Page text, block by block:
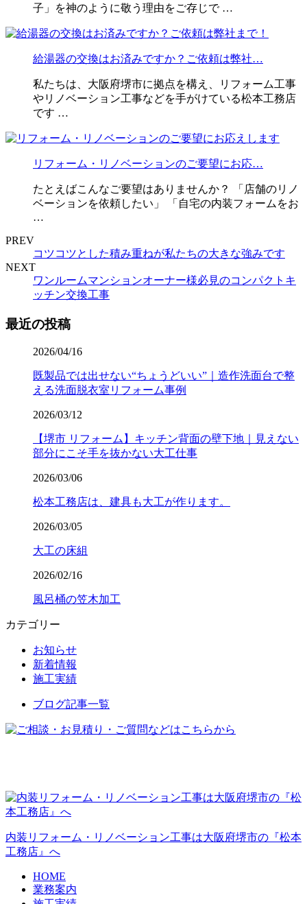
子」を神のように敬う理由をご存じで …
給湯器の交換はお済みですか？ご依頼は弊社…
私たちは、大阪府堺市に拠点を構え、リフォーム工事
やリノベーション工事などを手がけている松本工務店
です …
リフォーム・リノベーションのご要望にお応…
たとえばこんなご要望はありませんか？ 「店舗のリノ
ベーションを依頼したい」 「自宅の内装フォームをお
…
PREV
コツコツとした積み重ねが私たちの大きな強みです
NEXT
ワンルームマンションオーナー様必見のコンパクトキ
ッチン交換工事
最近の投稿
2026/04/16
既製品では出せない“ちょうどいい”｜造作洗面台で整
える洗面脱衣室リフォーム事例
2026/03/12
【堺市 リフォーム】キッチン背面の壁下地｜見えない
部分にこそ手を抜かない大工仕事
2026/03/06
松本工務店は、建具も大工が作ります。
2026/03/05
大工の床組
2026/02/16
風呂桶の笠木加工
カテゴリー
お知らせ
新着情報
施工実績
ブログ記事一覧
内装リフォーム・リノベーション工事は大阪府堺市の『松本
工務店』へ
HOME
業務案内